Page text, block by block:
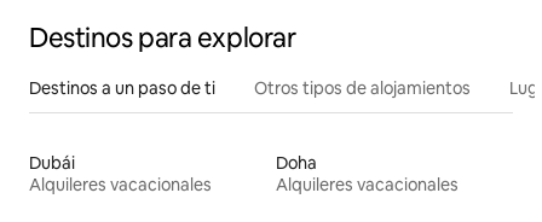
Destinos para explorar
Destinos a un paso de ti Otros tipos de alojamientos
Dubái
Alquileres vacacionales
Doha
Alquileres vacacionales